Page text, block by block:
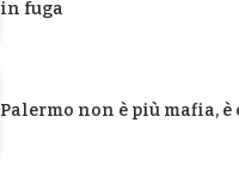
in fuga
Palermo non è più mafia, è